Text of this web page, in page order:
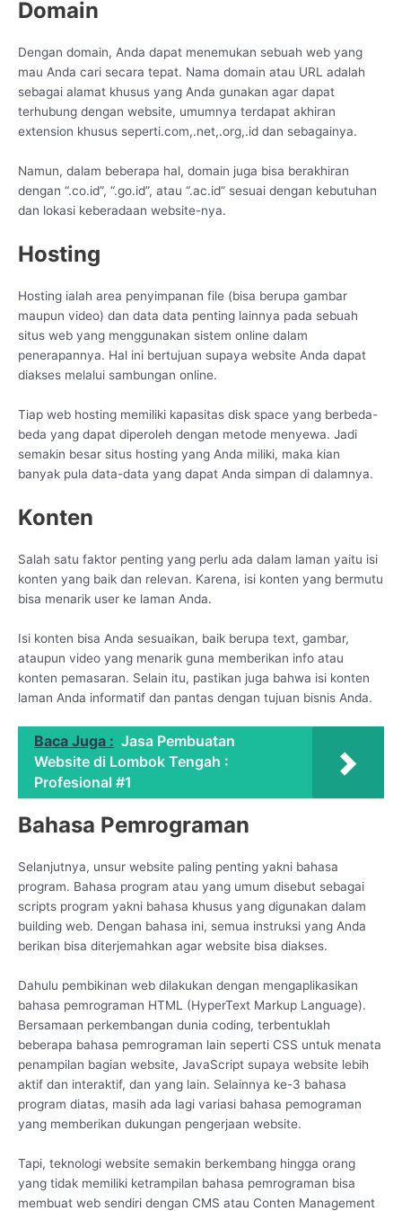
Domain
Dengan domain, Anda dapat menemukan sebuah web yang
mau Anda cari secara tepat. Nama domain atau URL adalah
sebagai alamat khusus yang Anda gunakan agar dapat
terhubung dengan website, umumnya terdapat akhiran
extension khusus seperti.com,.net,.org,.id dan sebagainya.
Namun, dalam beberapa hal, domain juga bisa berakhiran
dengan “.co.id”, “.go.id”, atau “.ac.id” sesuai dengan kebutuhan
dan lokasi keberadaan website-nya.
Hosting
Hosting ialah area penyimpanan file (bisa berupa gambar
maupun video) dan data data penting lainnya pada sebuah
situs web yang menggunakan sistem online dalam
penerapannya. Hal ini bertujuan supaya website Anda dapat
diakses melalui sambungan online.
Tiap web hosting memiliki kapasitas disk space yang berbeda-
beda yang dapat diperoleh dengan metode menyewa. Jadi
semakin besar situs hosting yang Anda miliki, maka kian
banyak pula data-data yang dapat Anda simpan di dalamnya.
Konten
Salah satu faktor penting yang perlu ada dalam laman yaitu isi
konten yang baik dan relevan. Karena, isi konten yang bermutu
bisa menarik user ke laman Anda.
Isi konten bisa Anda sesuaikan, baik berupa text, gambar,
ataupun video yang menarik guna memberikan info atau
konten pemasaran. Selain itu, pastikan juga bahwa isi konten
laman Anda informatif dan pantas dengan tujuan bisnis Anda.
Baca Juga : Jasa Pembuatan
Website di Lombok Tengah :
Profesional #1
Bahasa Pemrograman
Selanjutnya, unsur website paling penting yakni bahasa
program. Bahasa program atau yang umum disebut sebagai
scripts program yakni bahasa khusus yang digunakan dalam
building web. Dengan bahasa ini, semua instruksi yang Anda
berikan bisa diterjemahkan agar website bisa diakses.
Dahulu pembikinan web dilakukan dengan mengaplikasikan
bahasa pemrograman HTML (HyperText Markup Language).
Bersamaan perkembangan dunia coding, terbentuklah
beberapa bahasa pemrograman lain seperti CSS untuk menata
penampilan bagian website, JavaScript supaya website lebih
aktif dan interaktif, dan yang lain. Selainnya ke-3 bahasa
program diatas, masih ada lagi variasi bahasa pemograman
yang memberikan dukungan pengerjaan website.
Tapi, teknologi website semakin berkembang hingga orang
yang tidak memiliki ketrampilan bahasa pemrograman bisa
membuat web sendiri dengan CMS atau Conten Management